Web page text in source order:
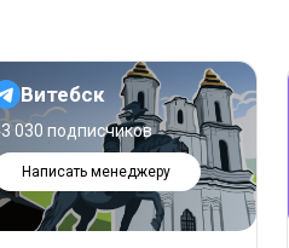
Витебск
030 подписчиков
Написать менеджеру